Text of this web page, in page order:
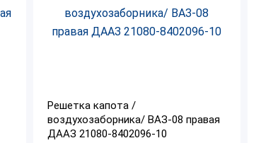
Решетка капота /
воздухозаборника/ ВАЗ-08 правая
ДААЗ 21080-8402096-10